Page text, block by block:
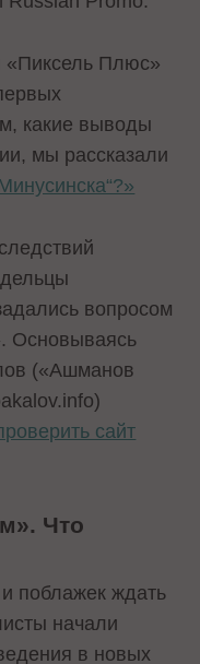
Плюс»
какие выводы
мы рассказали
вопросом
Основываясь
(«Ашманов
сайт
Что
поблажек ждать
начали
в новых